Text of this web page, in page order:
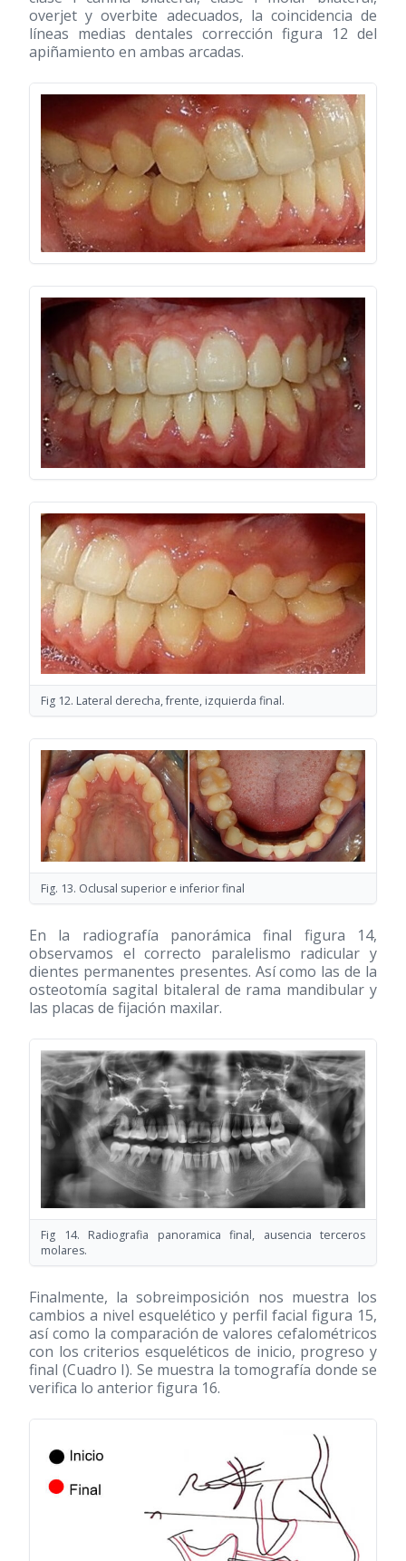
overjet y overbite adecuados, la coincidencia de
líneas medias dentales corrección figura 12 del
apiñamiento en ambas arcadas.
Fig 12. Lateral derecha, frente, izquierda final.
Fig. 13. Oclusal superior e inferior final
En la radiografía panorámica final figura 14,
observamos el correcto paralelismo radicular y
dientes permanentes presentes. Así como las de la
osteotomía sagital bitaleral de rama mandibular y
las placas de fijación maxilar.
Fig 14. Radiografia panoramica final, ausencia terceros
molares.
Finalmente, la sobreimposición nos muestra los
cambios a nivel esquelético y perfil facial figura 15,
así como la comparación de valores cefalométricos
con los criterios esqueléticos de inicio, progreso y
final (Cuadro I). Se muestra la tomografía donde se
verifica lo anterior figura 16.